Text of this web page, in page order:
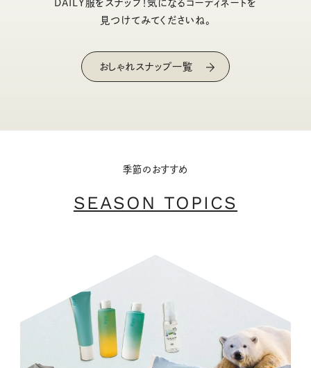
DAILY服をスナップ！気になるコーディネートを
見つけてみてくださいね。
おしゃれスナップ一覧
季節のおすすめ
SEASON TOPICS